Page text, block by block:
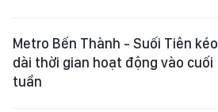
Metro Bến Thành - Suối Tiên kéo
dài thời gian hoạt động vào cuối
tuần